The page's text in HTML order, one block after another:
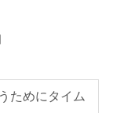
ためにタイム